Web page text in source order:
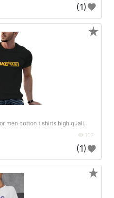
(1)
men cotton t shirts high quali..
107
(1)
★
★